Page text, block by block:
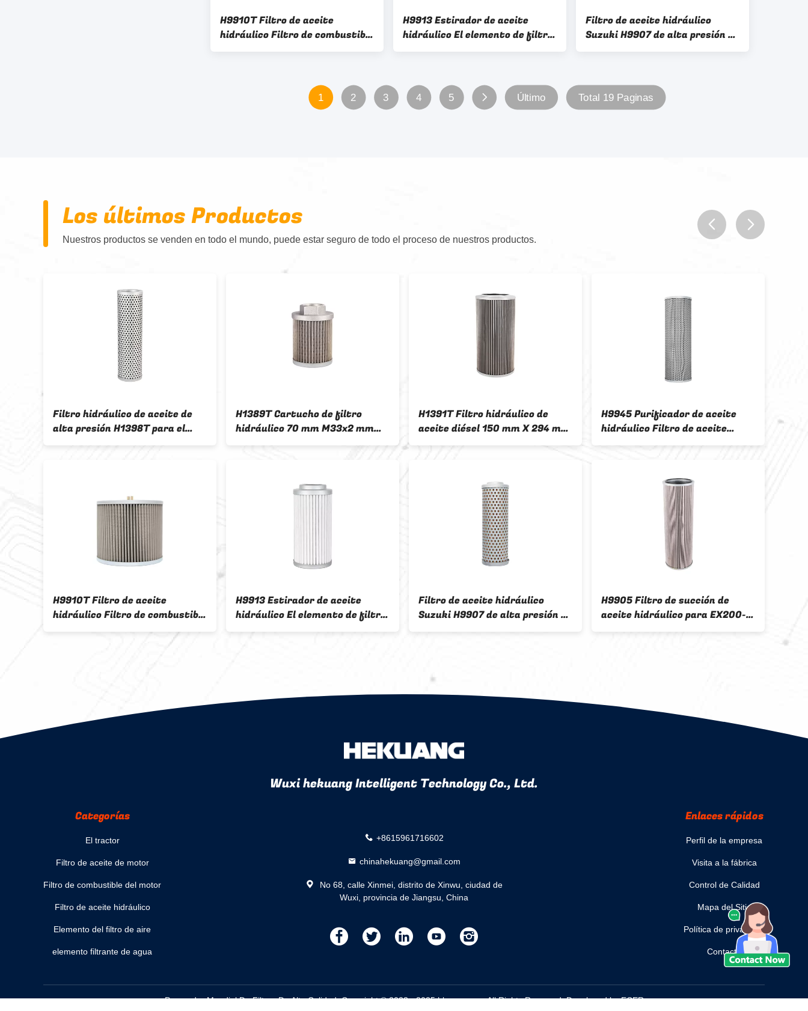
H9910T Filtro de aceite
hidráulico Filtro de combustible
Komatsu 150mm 4210224 Para
H9913 Estirador de aceite
hidráulico El elemento de filtro
de aceite del motor 42 mm
Filtro de aceite hidráulico
Suzuki H9907 de alta presión 51
mm para vehículos diesel
1 2 3 4 5 Último Total 19 Paginas
Los últimos Productos
Nuestros productos se venden en todo el mundo, puede estar seguro de todo el proceso de nuestros productos.
Filtro hidráulico de aceite de
alta presión H1398T para el
sistema hidráulico de vehículos
H1389T Cartucho de filtro
hidráulico 70 mm M33x2 mm
Giro en el filtro hidráulico
H1391T Filtro hidráulico de
aceite diésel 150 mm X 294 mm
Para el sistema hidráulico de
H9945 Purificador de aceite
hidráulico Filtro de aceite
sintético de 150 mm para diesel
H9910T Filtro de aceite
hidráulico Filtro de combustible
Komatsu 150mm 4210224 Para
H9913 Estirador de aceite
hidráulico El elemento de filtro
de aceite del motor 42 mm
Filtro de aceite hidráulico
Suzuki H9907 de alta presión 51
mm para vehículos diesel
H9905 Filtro de succión de
aceite hidráulico para EX200-1
PC150-1 PC220-1
Wuxi hekuang Intelligent Technology Co., Ltd.
Categorías
El tractor
Filtro de aceite de motor
Filtro de combustible del motor
Filtro de aceite hidráulico
Elemento del filtro de aire
elemento filtrante de agua
+8615961716602
chinahekuang@gmail.com
No 68, calle Xinmei, distrito de Xinwu, ciudad de
Wuxi, provincia de Jiangsu, China
述
述
述
述
述
Enlaces rápidos
Perfil de la empresa
Visita a la fábrica
Control de Calidad
Mapa del Sitio
Política de privacidad
Contacto
Proveedor Mundial De Filtros De Alta Calidad. Copyright © 2023 - 2025 hkznzz.com. All Rights Reserved. Developed byECER